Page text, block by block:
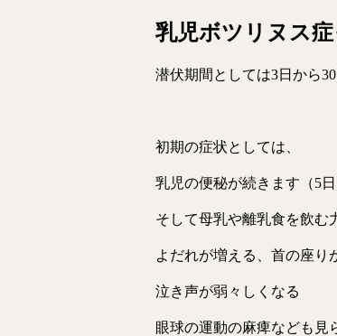
乳児ボツリヌス
潜伏期間としては3日から
初期の症状としては、
乳児の便秘が続きます（5日
そして母乳や離乳食を飲む
よだれが増える、首の座り
泣き声が弱々しくなる
眼球の運動の麻痺なども見